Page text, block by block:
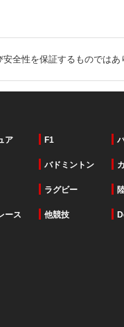
全性を保証するものでは
ア F1
バドミントン
ラグビー
ース 他競技